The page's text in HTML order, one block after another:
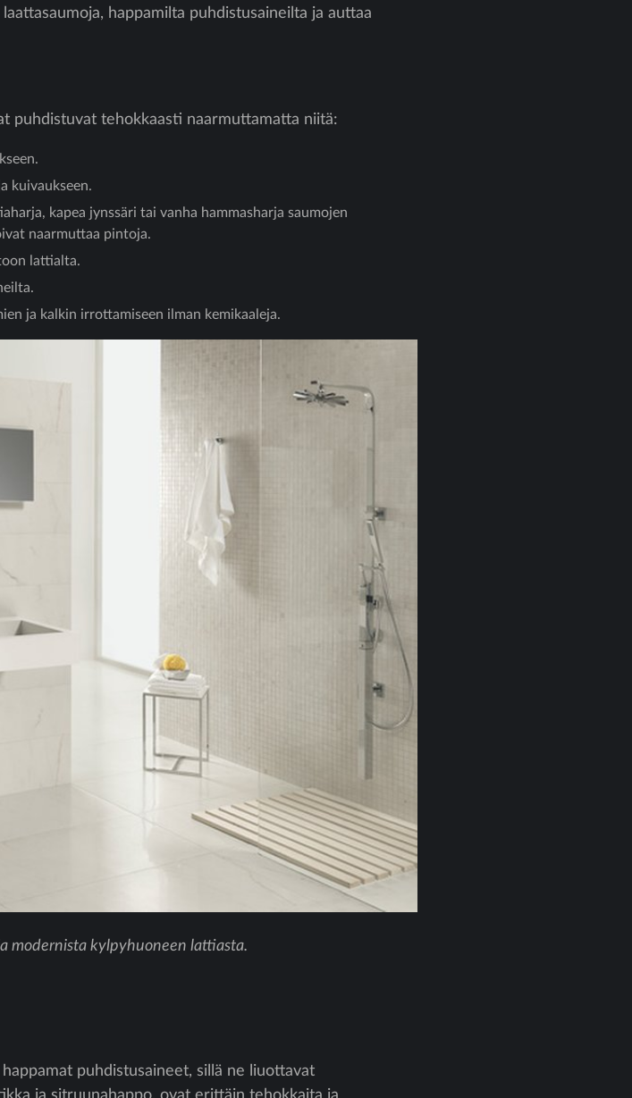
happamilta puhdistusaineilta ja auttaa
puhdistuvat tehokkaasti naarmuttamatta niitä:
kuivaukseen.
kapea jynssäri tai vanha hammasharja saumojen
naarmuttaa pintoja.
lattialta.
ja kalkin irrottamiseen ilman kemikaaleja.
modernista kylpyhuoneen lattiasta.
puhdistusaineet, sillä ne liuottavat